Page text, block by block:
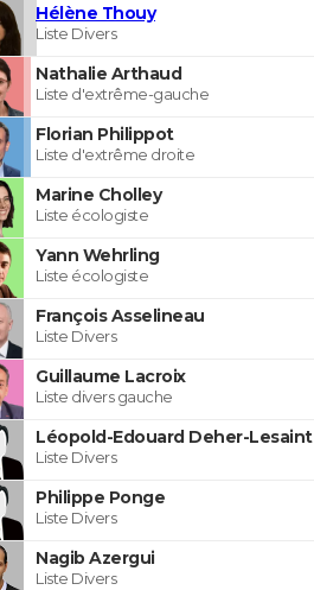
Hélène Thouy
Liste Divers
Nathalie Arthaud
Liste d'extrême-gauche
Florian Philippot
Liste d'extrême droite
Marine Cholley
Liste écologiste
Yann Wehrling
Liste écologiste
François Asselineau
Liste Divers
Guillaume Lacroix
Liste divers gauche
Léopold-Edouard Deher-Lesaint
Liste Divers
Philippe Ponge
Liste Divers
Nagib Azergui
Liste Divers